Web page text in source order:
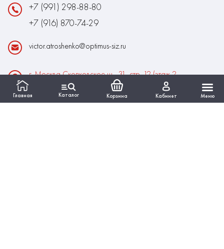
Главная Каталог Корзина Кабинет Меню
+7 (991) 298-88-80
+7 (916) 870-74-29
victor.atroshenko@optimus-siz.ru
г. Москва Сколковское ш., 31, стр. 12 (этаж 2,
помещение 22)
Время работы: